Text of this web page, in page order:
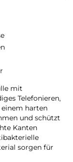
mit
Telefonieren,
harten
und schützt
Kanten
sorgen für